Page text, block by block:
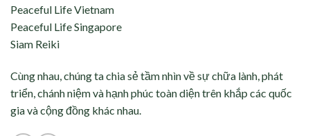
Peaceful Life Vietnam
Peaceful Life Singapore
Siam Reiki
Cùng nhau, chúng ta chia sẻ tầm nhìn về sự chữa lành, phát
triển, chánh niệm và hạnh phúc toàn diện trên khắp các quốc
gia và cộng đồng khác nhau.